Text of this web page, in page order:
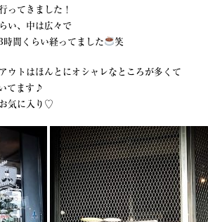
ってきました！
い、中は広々で
間くらい経ってました
笑
ウトはほんとにオシャレなところが多くて
てます♪
気に入り♡